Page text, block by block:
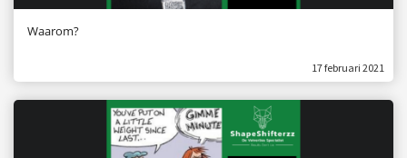
Waarom?
17 februari 2021